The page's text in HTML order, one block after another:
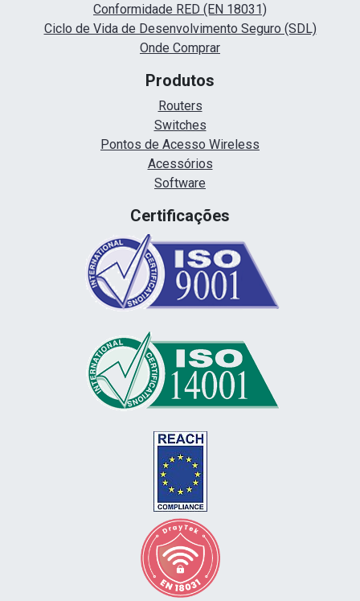
Conformidade RED (EN 18031)
Ciclo de Vida de Desenvolvimento Seguro (SDL)
Onde Comprar
Produtos
Routers
Switches
Pontos de Acesso Wireless
Acessórios
Software
Certificações